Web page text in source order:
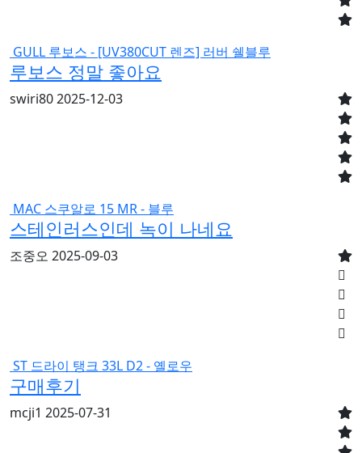
GULL 루보스 - [UV380CUT 렌즈] 러버 쉘블루
루보스 정말 좋아요
swiri802025-12-03
MAC 스쿠알로 15 MR - 블루
스테인러스인데 녹이 나네요
조중오 2025-09-03
ST 드라이 탱크 33L D2 - 옐로우
구매후기
mcji1 2025-07-31